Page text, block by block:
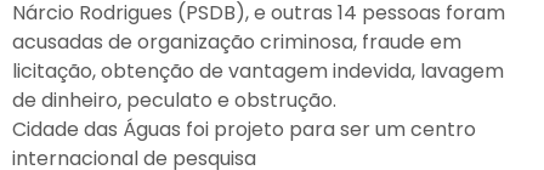
Nárcio Rodrigues (PSDB), e outras 14 pessoas foram
acusadas de organização criminosa, fraude em
licitação, obtenção de vantagem indevida, lavagem
de dinheiro, peculato e obstrução.
Cidade das Águas foi projeto para ser um centro
internacional de pesquisa